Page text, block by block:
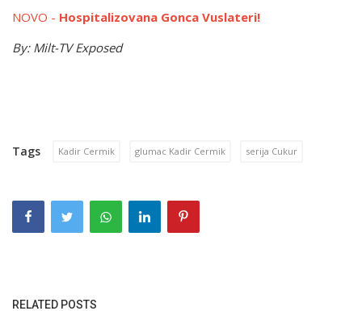
NOVO - Hospitalizovana Gonca Vuslateri!
By: Milt-TV Exposed
Tags Kadir Cermik glumac Kadir Cermik serija Cukur
RELATED POSTS